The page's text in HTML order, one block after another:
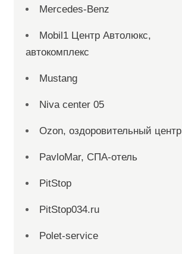
Mercedes-Benz
Mobil1 Центр Автолюкс,
автокомплекс
Mustang
Niva center 05
Ozon, оздоровительный центр
PavloMar, СПА-отель
PitStop
PitStop034.ru
Polet-service